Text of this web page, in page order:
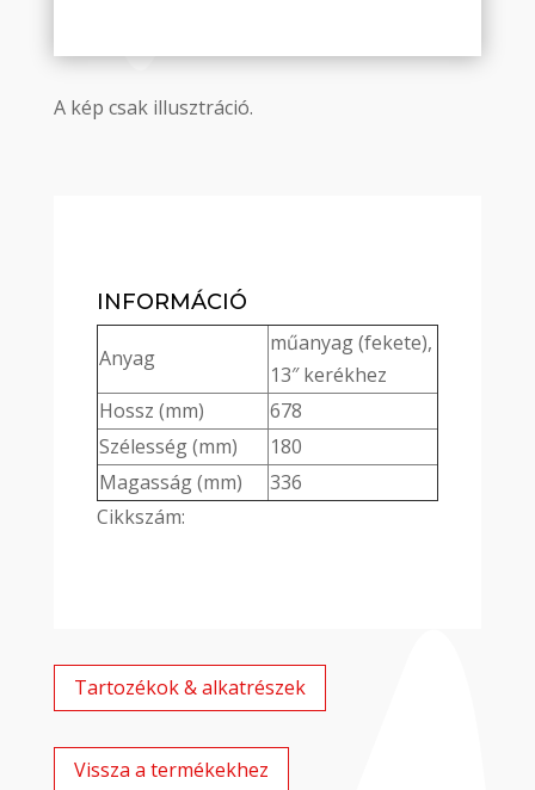
A kép csak illusztráció.
INFORMÁCIÓ
Anyag
műanyag (fekete),
13″ kerékhez
Hossz (mm)
678
Szélesség (mm)
180
Magasság (mm)
336
Cikkszám:
Tartozékok & alkatrészek
Vissza a termékekhez